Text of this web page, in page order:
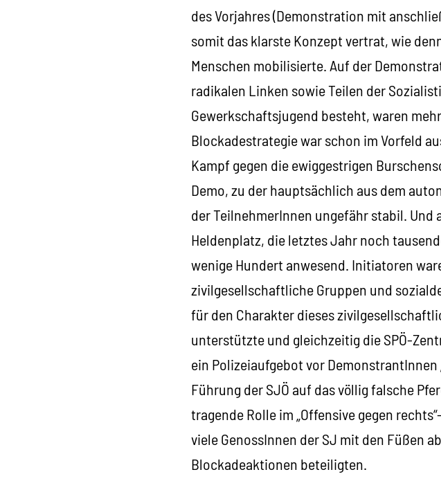
des Vorjahres (Demonstration mit
somit das klarste Konzept vertrat, wie
Menschen mobilisierte. Auf der
radikalen Linken sowie Teilen der
Gewerkschaftsjugend besteht, waren
Blockadestrategie war schon im Vorfeld
Kampf gegen die ewiggestrigen
Demo, zu der hauptsächlich aus dem
der TeilnehmerInnen ungefähr stabil. Und
Heldenplatz, die letztes Jahr noch
wenige Hundert anwesend. Initiatoren
zivilgesellschaftliche Gruppen und
für den Charakter dieses
unterstützte und gleichzeitig die SPÖ-
ein Polizeiaufgebot vor DemonstrantInnen
Führung der SJÖ auf das völlig falsche
tragende Rolle im „Offensive gegen
viele GenossInnen der SJ mit den Füßen
Blockadeaktionen beteiligten.